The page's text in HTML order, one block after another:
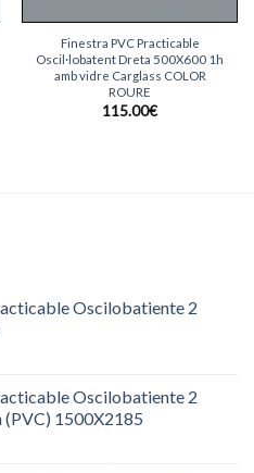
Finestra PVC Practicable
Oscil·lobatent Dreta 500X600 1h
amb vidre Carglass COLOR
ROURE
115.00€
Oscilobatiente 2
Oscilobatiente 2
(PVC) 1500X2185